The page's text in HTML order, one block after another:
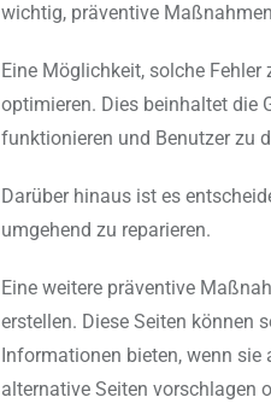
wichtig, präventive
Eine Möglichkeit, solche
optimieren. Dies beinhaltet die
funktionieren und Benutzer zu
Darüber hinaus ist es
umgehend zu reparieren.
Eine weitere präventive
erstellen. Diese Seiten können
Informationen bieten, wenn
alternative Seiten vorschlagen